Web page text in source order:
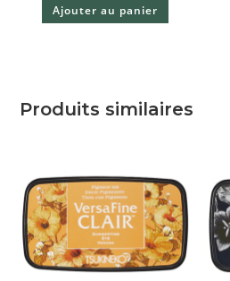
Ajouter au panier
Produits similaires